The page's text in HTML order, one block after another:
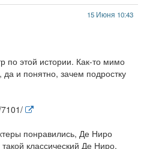
15 Июня 10:43
по этой истории. Как-то мимо
и понятно, зачем подростку
понравились, Де Ниро
классический Де Ниро,